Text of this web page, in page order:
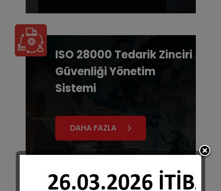
ISO 28000 Tedarik Zinciri
Güvenliği Yönetim
Sistemi
DAHA FAZLA